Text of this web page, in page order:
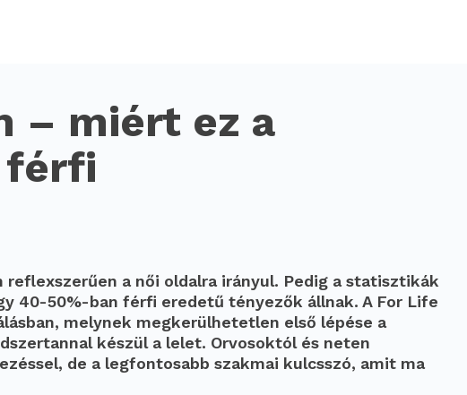
– miért ez a
férfi
a női oldalra irányul. Pedig a statisztikák
40-50%-ban férfi eredetű tényezők állnak. A For Life
melynek megkerülhetetlen első lépése a
készül a lelet. Orvosoktól és neten
de a legfontosabb szakmai kulcsszó, amit ma